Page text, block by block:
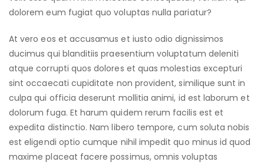
dolorem eum fugiat quo voluptas nulla pariatur?
At vero eos et accusamus et iusto odio dignissimos
ducimus qui blanditiis praesentium voluptatum deleniti
atque corrupti quos dolores et quas molestias excepturi
sint occaecati cupiditate non provident, similique sunt in
culpa qui officia deserunt mollitia animi, id est laborum et
dolorum fuga. Et harum quidem rerum facilis est et
expedita distinctio. Nam libero tempore, cum soluta nobis
est eligendi optio cumque nihil impedit quo minus id quod
maxime placeat facere possimus, omnis voluptas